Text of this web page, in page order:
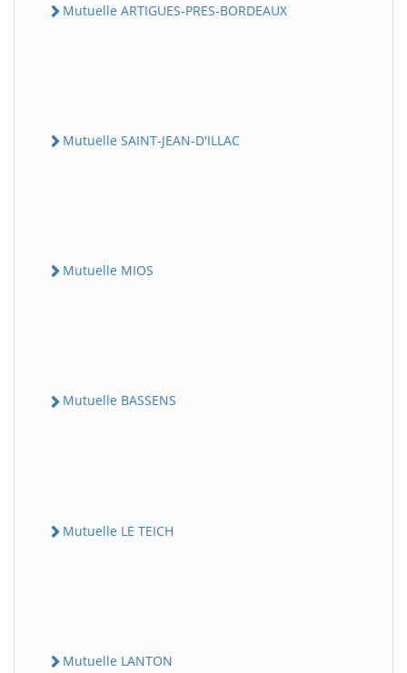
Mutuelle ARTIGUES-PRES-BORDEAUX
Mutuelle SAINT-JEAN-D'ILLAC
Mutuelle MIOS
Mutuelle BASSENS
Mutuelle LE TEICH
Mutuelle LANTON